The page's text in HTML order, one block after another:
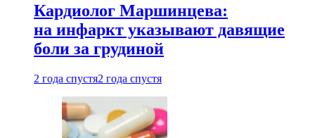
Кардиолог Маршинцева:
на инфаркт указывают давящие
боли за грудиной
2 года спустя2 года спустя